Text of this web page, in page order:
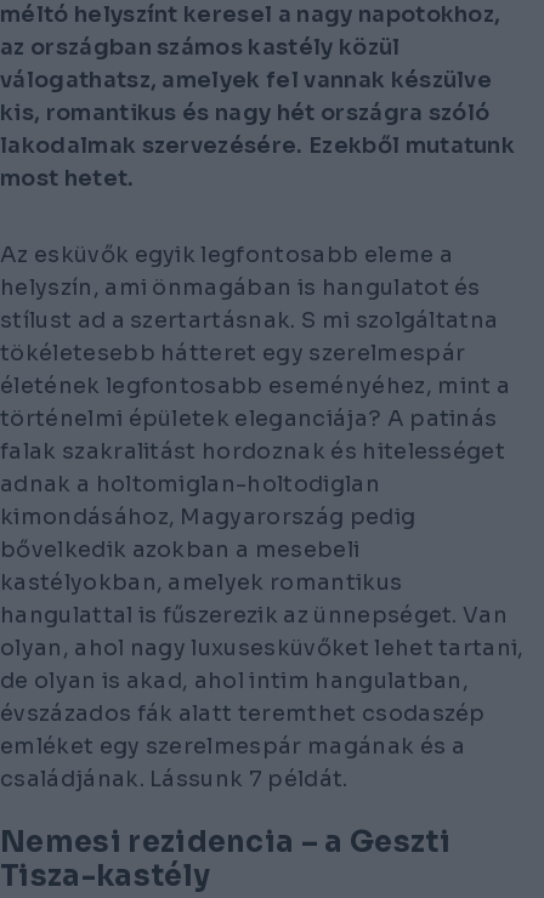
méltó helyszínt keresel a nagy napotokhoz,
az országban számos kastély közül
válogathatsz, amelyek fel vannak készülve
kis, romantikus és nagy hét országra szóló
lakodalmak szervezésére. Ezekből mutatunk
most hetet.
Az esküvők egyik legfontosabb eleme a
helyszín, ami önmagában is hangulatot és
stílust ad a szertartásnak. S mi szolgáltatna
tökéletesebb hátteret egy szerelmespár
életének legfontosabb eseményéhez, mint a
történelmi épületek eleganciája? A patinás
falak szakralitást hordoznak és hitelességet
adnak a holtomiglan-holtodiglan
kimondásához, Magyarország pedig
bővelkedik azokban a mesebeli
kastélyokban, amelyek romantikus
hangulattal is fűszerezik az ünnepséget. Van
olyan, ahol nagy luxusesküvőket lehet tartani,
de olyan is akad, ahol intim hangulatban,
évszázados fák alatt teremthet csodaszép
emléket egy szerelmespár magának és a
családjának. Lássunk 7 példát.
Nemesi rezidencia – a Geszti
Tisza-kastély